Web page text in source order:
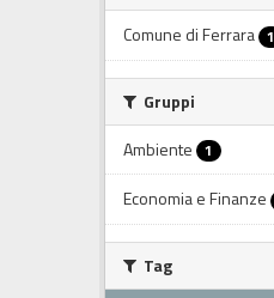
Comune di Ferrara 1
Gruppi
Ambiente 1
Economia e Finanze
Tag